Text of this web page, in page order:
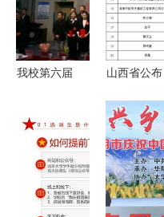
我校第六届
创业教育宣
传月活动圆
满闭幕
山西省公布
企业黑名单
长治市11起
不法行为引
关注